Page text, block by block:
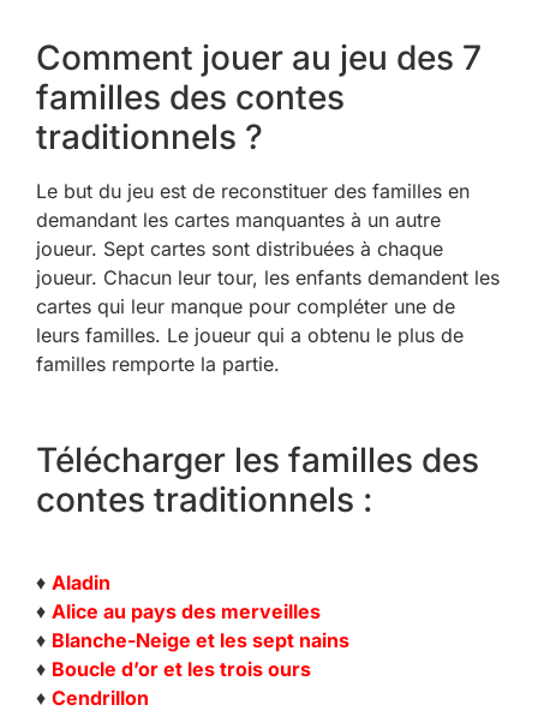
Comment jouer au jeu des 7
familles des contes
traditionnels ?
Le but du jeu est de reconstituer des familles en
demandant les cartes manquantes à un autre
joueur. Sept cartes sont distribuées à chaque
joueur. Chacun leur tour, les enfants demandent les
cartes qui leur manque pour compléter une de
leurs familles. Le joueur qui a obtenu le plus de
familles remporte la partie.
Télécharger les familles des
contes traditionnels :
♦ Aladin
♦ Alice au pays des merveilles
♦ Blanche-Neige et les sept nains
♦ Boucle d’or et les trois ours
♦ Cendrillon